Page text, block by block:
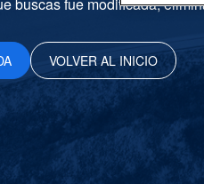
VOLVER AL INICIO